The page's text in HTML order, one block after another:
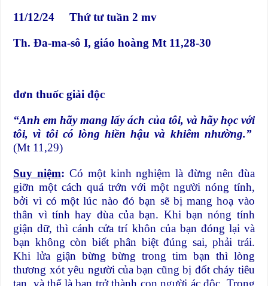
11/12/24 Thứ tư tuần 2 mv
Th. Đa-ma-sô I, giáo hoàng Mt 11,28-30
đơn thuốc giải độc
“Anh em hãy mang lấy ách của tôi, và hãy học với
tôi, vì tôi có lòng hiền hậu và khiêm nhường.”
(Mt 11,29)
Suy niệm: Có một kinh nghiệm là đừng nên đùa
giỡn một cách quá trớn với một người nóng tính,
bởi vì có một lúc nào đó bạn sẽ bị mang hoạ vào
thân vì tính hay đùa của bạn. Khi bạn nóng tính
giận dữ, thì cánh cửa trí khôn của bạn đóng lại và
bạn không còn biết phân biệt đúng sai, phải trái.
Khi lửa giận bừng bừng trong tim bạn thì lòng
thương xót yêu người của bạn cũng bị đốt cháy tiêu
tan, và thế là bạn trở thành con người ác độc. Trong